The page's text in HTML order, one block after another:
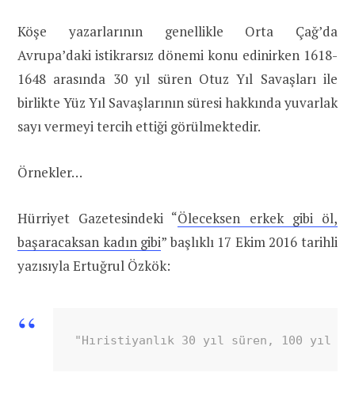
Köşe yazarlarının genellikle Orta Çağ’da
Avrupa’daki istikrarsız dönemi konu edinirken 1618-
1648 arasında 30 yıl süren Otuz Yıl Savaşları ile
birlikte Yüz Yıl Savaşlarının süresi hakkında yuvarlak
sayı vermeyi tercih ettiği görülmektedir.
Örnekler…
Hürriyet Gazetesindeki “Öleceksen erkek gibi öl,
başaracaksan kadın gibi” başlıklı 17 Ekim 2016 tarihli
yazısıyla Ertuğrul Özkök:
"Hıristiyanlık 30 yıl süren, 100 yıl